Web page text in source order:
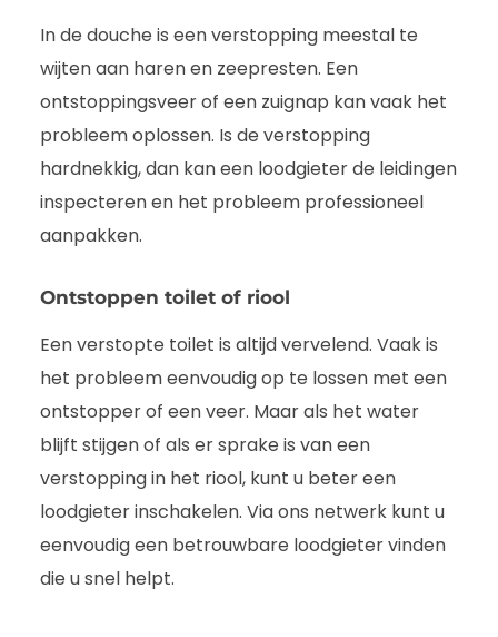
In de douche is een verstopping meestal te
wijten aan haren en zeepresten. Een
ontstoppingsveer of een zuignap kan vaak het
probleem oplossen. Is de verstopping
hardnekkig, dan kan een loodgieter de leidingen
inspecteren en het probleem professioneel
aanpakken.
Ontstoppen toilet of riool
Een verstopte toilet is altijd vervelend. Vaak is
het probleem eenvoudig op te lossen met een
ontstopper of een veer. Maar als het water
blijft stijgen of als er sprake is van een
verstopping in het riool, kunt u beter een
loodgieter inschakelen. Via ons netwerk kunt u
eenvoudig een betrouwbare loodgieter vinden
die u snel helpt.